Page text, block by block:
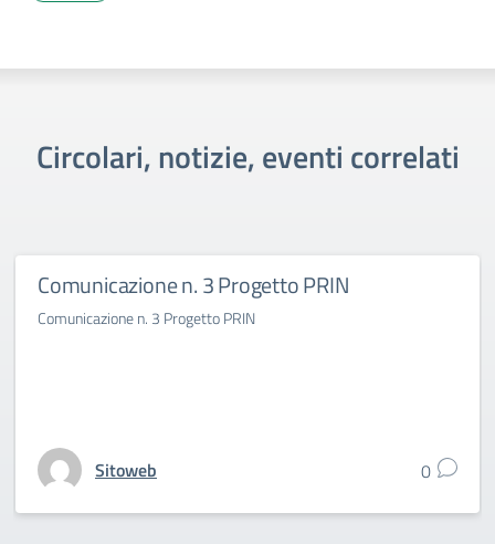
Circolari, notizie, eventi correlati
Comunicazione n. 3 Progetto PRIN
Comunicazione n. 3 Progetto PRIN
Sitoweb 0